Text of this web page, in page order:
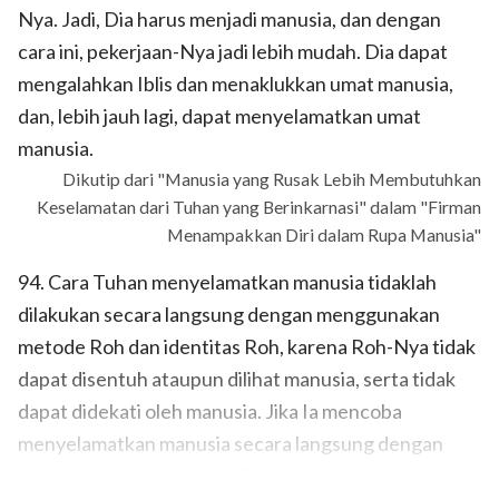
Nya. Jadi, Dia harus menjadi manusia, dan dengan
cara ini, pekerjaan-Nya jadi lebih mudah. Dia dapat
mengalahkan Iblis dan menaklukkan umat manusia,
dan, lebih jauh lagi, dapat menyelamatkan umat
manusia.
Dikutip dari "Manusia yang Rusak Lebih Membutuhkan
Keselamatan dari Tuhan yang Berinkarnasi" dalam "Firman
Menampakkan Diri dalam Rupa Manusia"
94. Cara Tuhan menyelamatkan manusia tidaklah
dilakukan secara langsung dengan menggunakan
metode Roh dan identitas Roh, karena Roh-Nya tidak
dapat disentuh ataupun dilihat manusia, serta tidak
dapat didekati oleh manusia. Jika Ia mencoba
menyelamatkan manusia secara langsung dengan